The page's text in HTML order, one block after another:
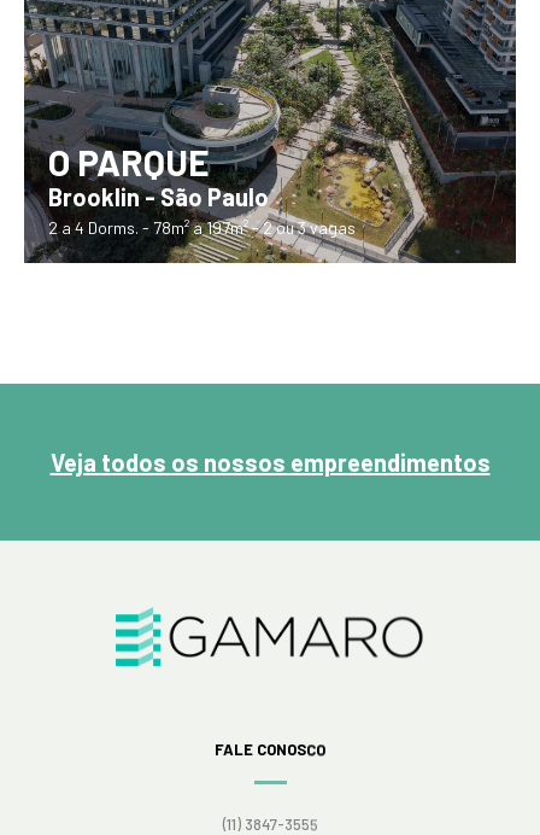
O PARQUE
Brooklin - São Paulo
2 a 4 Dorms. - 78m² a 197m² - 2 ou 3 vagas
Veja todos os nossos empreendimentos
FALE CONOSCO
(11) 3847-3555